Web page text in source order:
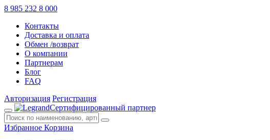
8 985 232 8 000
Контакты
Доставка и оплата
Обмен /возврат
О компании
Партнерам
Блог
FAQ
Авторизация Регистрация
Сертифицированный партнер
Избранное Корзина